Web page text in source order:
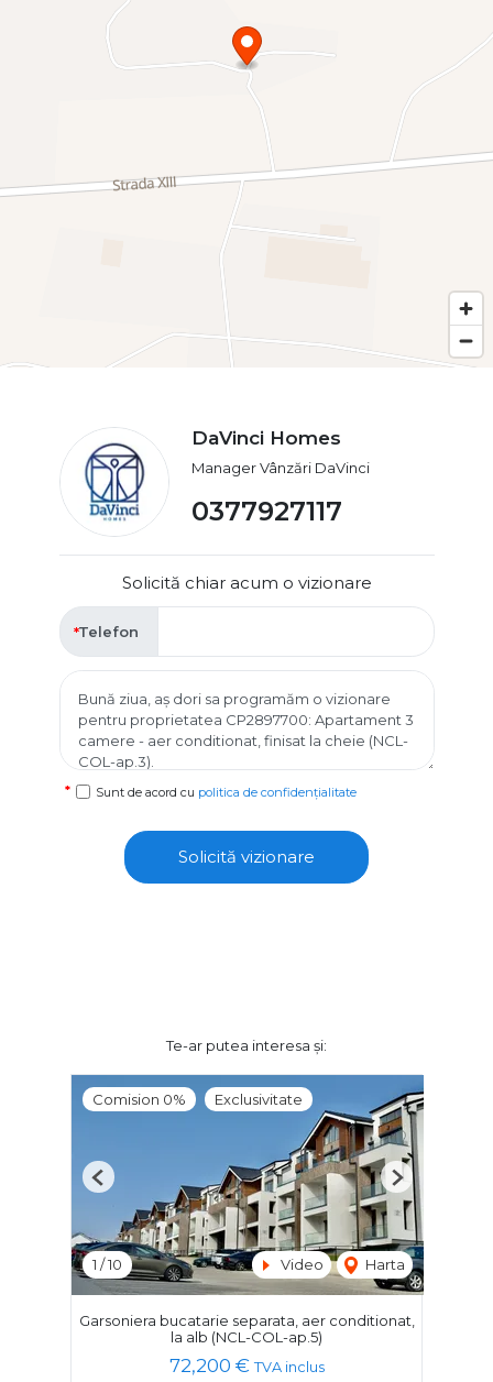
DaVinci Homes
Manager Vânzări DaVinci
0377927117
Solicită chiar acum o vizionare
Telefon
Sunt de acord cu politica de confidențialitate
Solicită vizionare
Te-ar putea interesa și:
Comision 0% Exclusivitate
1 /10 Video Harta
Previous Next
Garsoniera bucatarie separata, aer conditionat,
la alb (NCL-COL-ap.5)
72,200 € TVA inclus